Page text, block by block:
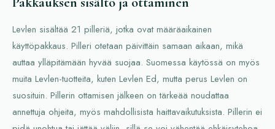
Levlen sisältää 21 pilleriä, jotka ovat määräaikainen
käyttöpakkaus. Pilleri otetaan päivittäin samaan aikaan, mikä
auttaa ylläpitämään hyvää suojaa. Suomessa käytössä on myös
muita Levlen-tuotteita, kuten Levlen Ed, mutta perus Levlen on
suosituin. Pillerin ottamisen jälkeen on tärkeää noudattaa
annettuja ohjeita, myös mahdollisista haittavaikutuksista. Pillerin ei